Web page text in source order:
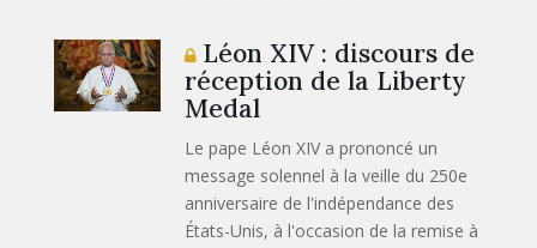
Léon XIV : discours de
réception de la Liberty
Medal
Le pape Léon XIV a prononcé un
message solennel à la veille du 250e
anniversaire de l'indépendance des
États-Unis, à l'occasion de la remise à